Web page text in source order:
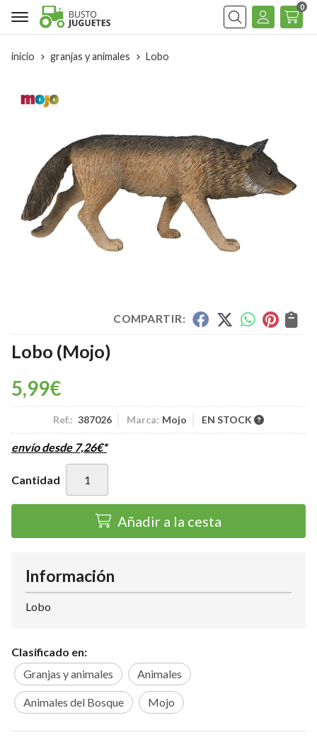
Buscar
0
inicio granjas y animales Lobo
COMPARTIR:
Lobo (Mojo)
5,99€
Ref.: 387026 Marca: Mojo EN STOCK
envío desde 7,26€*
Cantidad
Añadir a la cesta
Información
Lobo
Clasificado en:
Granjas y animales
Animales
Animales del Bosque Mojo